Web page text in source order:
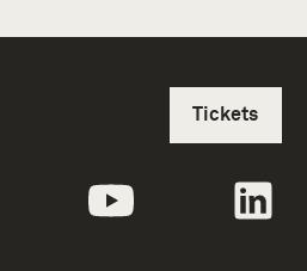
volgtekstFacebookvolgtekstYoutube
Tickets